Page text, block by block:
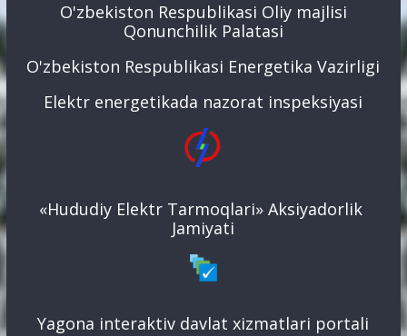
O'zbekiston Respublikasi Oliy majlisi
Qonunchilik Palatasi
O'zbekiston Respublikasi Energetika Vazirligi
Elektr energetikada nazorat inspeksiyasi
«Hududiy Elektr Tarmoqlari» Aksiyadorlik
Jamiyati
Yagona interaktiv davlat xizmatlari portali